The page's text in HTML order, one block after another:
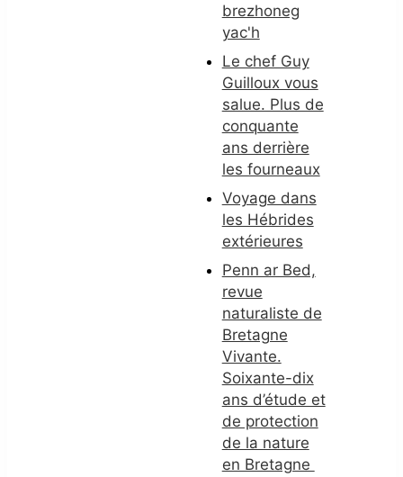
brezhoneg
yac'h
Le chef Guy
Guilloux vous
salue. Plus de
conquante
ans derrière
les fourneaux
Voyage dans
les Hébrides
extérieures
Penn ar Bed,
revue
naturaliste de
Bretagne
Vivante.
Soixante-dix
ans d’étude et
de protection
de la nature
en Bretagne